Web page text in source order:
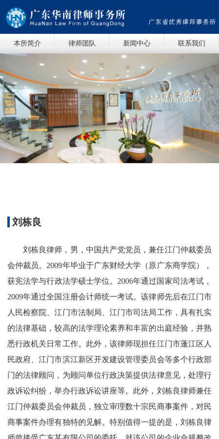
本所简介 律师团队 新闻中心 联系我们
刘栋良
刘栋良律师，男，中国共产党党员，兼任江门仲裁委员
会仲裁员。2009年毕业于广东财经大学（原广东商学院），
获宪法学与行政法学硕士学位。2006年通过国家司法考试，
2009年通过全国注册会计师统一考试。该律师先后在江门市
人民检察院、江门市法制局、江门市司法局工作，具有扎实
的法律基础，较高的法学理论素养和丰富的出庭经验，并熟
悉行政机关日常工作。此外，该律师现担任江门市蓬江区人
民政府、江门市滨江新区开发建设管理委员会等多个行政部
门的法律顾问，为顾问单位行政决策提供法律意见，处理行
政诉讼纠纷，举办行政诉讼讲座等。此外，刘栋良律师兼任
江门仲裁委员会仲裁员，独立审理数十宗民商事案件，对民
商事案件办理有独特的见解。特别值得一提的是，刘栋良律